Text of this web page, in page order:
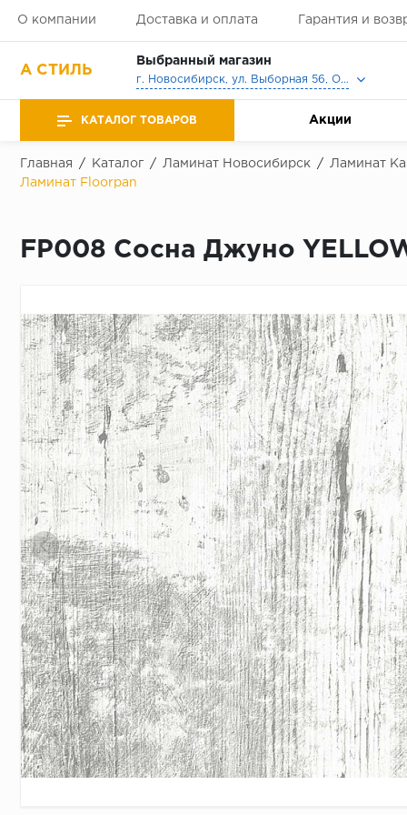
О компании Доставка и оплата Гарантия и
А СТИЛЬ
Выбранный магазин
г. Новосибирск, ул. Выборная 56, Офис, Выставочный зал
КАТАЛОГ ТОВАРОВ Акции
Главная / Каталог / Ламинат Новосибирск / Ламинат
Ламинат Floorpan
FP008 Сосна Джуно